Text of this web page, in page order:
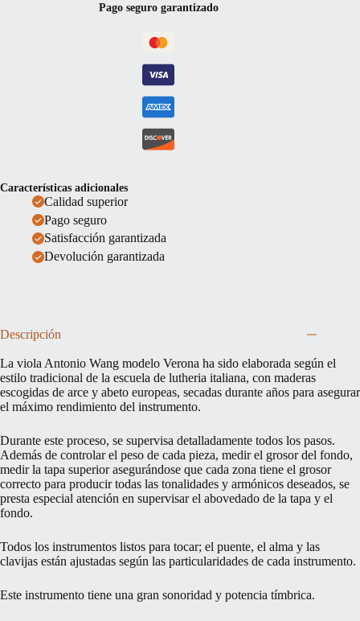
Pago seguro garantizado
Características adicionales
Calidad superior
Pago seguro
Satisfacción garantizada
Devolución garantizada
Descripción
La viola Antonio Wang modelo Verona ha sido elaborada según el
estilo tradicional de la escuela de lutheria italiana, con maderas
escogidas de arce y abeto europeas, secadas durante años para asegurar
el máximo rendimiento del instrumento.
Durante este proceso, se supervisa detalladamente todos los pasos.
Además de controlar el peso de cada pieza, medir el grosor del fondo,
medir la tapa superior asegurándose que cada zona tiene el grosor
correcto para producir todas las tonalidades y armónicos deseados, se
presta especial atención en supervisar el abovedado de la tapa y el
fondo.
Todos los instrumentos listos para tocar; el puente, el alma y las
clavijas están ajustadas según las particularidades de cada instrumento.
Este instrumento tiene una gran sonoridad y potencia tímbrica.